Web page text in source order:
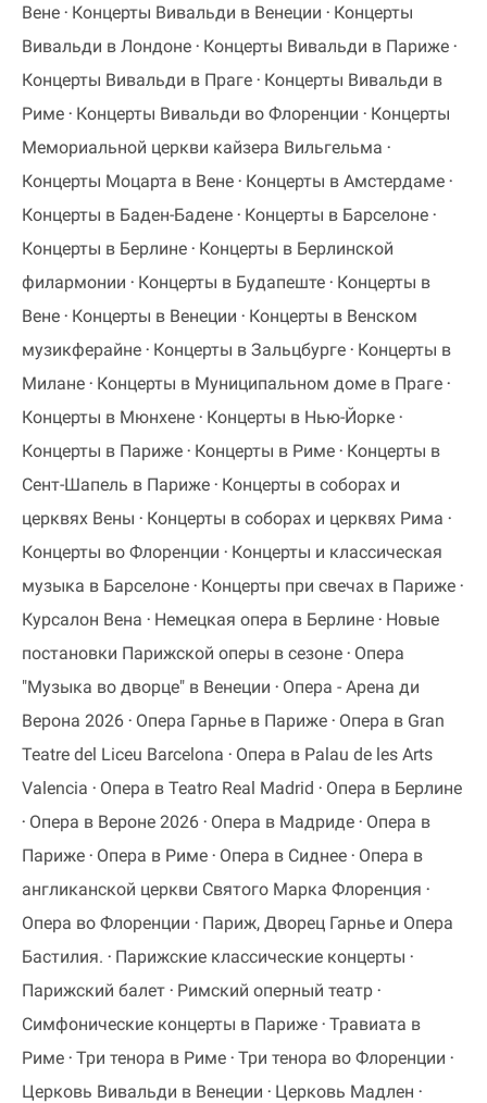
Вене
Концерты Вивальди в Венеции
Концерты
Вивальди в Лондоне
Концерты Вивальди в Париже
Концерты Вивальди в Праге
Концерты Вивальди в
Риме
Концерты Вивальди во Флоренции
Концерты
Мемориальной церкви кайзера Вильгельма
Концерты Моцарта в Вене
Концерты в Амстердаме
Концерты в Баден-Бадене
Концерты в Барселоне
Концерты в Берлине
Концерты в Берлинской
филармонии
Концерты в Будапеште
Концерты в
Вене
Концерты в Венеции
Концерты в Венском
музикферайне
Концерты в Зальцбурге
Концерты в
Милане
Концерты в Муниципальном доме в Праге
Концерты в Мюнхене
Концерты в Нью-Йорке
Концерты в Париже
Концерты в Риме
Концерты в
Сент-Шапель в Париже
Концерты в соборах и
церквях Вены
Концерты в соборах и церквях Рима
Концерты во Флоренции
Концерты и классическая
музыка в Барселоне
Концерты при свечах в Париже
Курсалон Вена
Немецкая опера в Берлине
Новые
постановки Парижской оперы в сезоне
Опера
"Музыка во дворце" в Венеции
Опера - Арена ди
Верона 2026
Опера Гарнье в Париже
Опера в Gran
Teatre del Liceu Barcelona
Опера в Palau de les Arts
Valencia
Опера в Teatro Real Madrid
Опера в Берлине
Опера в Вероне 2026
Опера в Мадриде
Опера в
Париже
Опера в Риме Опера в Сиднее
Опера в
англиканской церкви Святого Марка Флоренция
Опера во Флоренции
Париж, Дворец Гарнье и Опера
Бастилия.
Парижские классические концерты
Парижский балет
Римский оперный театр
Симфонические концерты в Париже Травиата в
Риме Три тенора в Риме Три тенора во Флоренции
Церковь Вивальди в Венеции
Церковь Мадлен